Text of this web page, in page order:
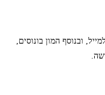
ובנוסף המון בונוסים,